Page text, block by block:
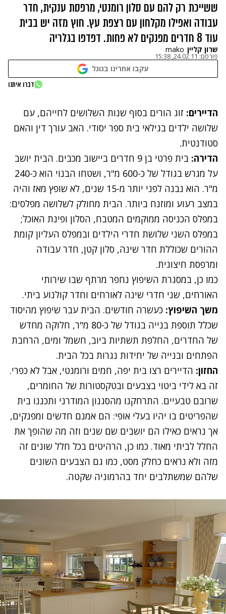
ששייכת רק להם עם סלון רומנטי, מרפסת ענקית, חדר
עבודה ואפילו מקלחון עם רצפת עץ. חוץ מזה יש בבית
עוד 8 חדרים מפנקים לא פחות. דפדפו בגלריה
שרון קליין mako
פורסם:24.02.11, 15:38
עקבו אחרינו בגוגל
דברו איתנו
הדיירים: זוג הורים בסוף שנות השלושים לחייהם, עם
שלושה ילדים בגילאי בית ספר יסודי. האב עורך דין והאם
סטודנטית.
הדירה: בית פרטי בן 9 חדרים ביישוב מכבים. ה בית יושב
על מגרש בגודל של כ-600 מ"ר, ושטחו הבנוי הוא כ-240
מ"ר. הוא נבנה לפני יותר מ-15 שנים, לא שופץ מאז והיה
במצב רעוע ומוזנח ביותר. הבית מחולק לשלושה מפלסים:
במפלס הכניסה ממוקמים המטבח, הסלון ופינת האוכל;
במפלס השני שלושת חדרי הילדים ובמפלס העליון קומת
ההורים שכוללת חדר שינה, סלון קטן, חדר עבודה
ומרפסת חיצונית.
כמו כן, במסגרת השיפוץ נחפר מרתף שבו שירותי
האורחים, שני חדרי שינה לאורחים וחדר קולנוע ביתי.
משך השיפוץ: כעשרה חודשים. הבית עבר שיפוץ מהיסוד
שכלל תוספת בנייה בגודל של כ-80 מ"ר, חלוקה מחדש
של החדרים, החלפת תשתיות ביוב, חשמל ומים, הרחבת
הפתחים ובנייה של יחידות נגרות בכל הבית.
החזון: הדיירים רצו בית יפה, חמים ורומנטי, אבל לא כפרי.
זה בא לידי ביטוי בצבעים ובטקסטורות של החומרים,
שרובם טבעיים. התרחקנו מהסגנון המודרני ותכננו בית
שהפריטים בו יהיו בעלי אופי: הם אמנם חדשים ומפנקים,
אך נראים כאילו הם יושבים שם שנים וזה מה שהופך את
החלל לביתי מאוד. כמו כן, הרהיטים בכל חלל שונים זה
מזה ולא נראים כחלק מסט, כמו גם הצבעים השונים
שלהם שמשתלבים יחד בהרמוניה שקטה.